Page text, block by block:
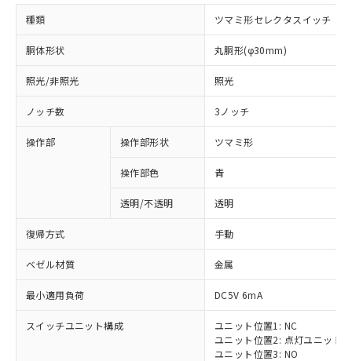
種類 ツマミ形セレクタスイッチ
胴体形状 丸胴形(φ30mm)
照光/非照光 照光
ノッチ数 3ノッチ
操作部 操作部形状 ツマミ形
操作部色 青
透明/不透明 透明
復帰方式 手動
ベゼル材質 金属
最小適用負荷 DC5V 6mA
スイッチユニット構成
ユニット位置1: NC
ユニット位置2: 点灯ユニット
ユニット位置3: NO